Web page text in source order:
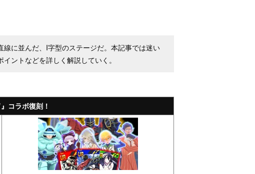
線に並んだ、I字型のステージだ。本記事では迷い
ントなどを詳しく解説していく。
コラボ復刻！